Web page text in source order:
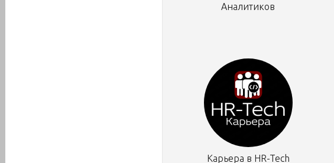
Аналитиков
Карьера в HR-Tech